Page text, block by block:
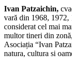
Ivan Patzaichin,
vară din 1968, 1972,
considerat cel mai
multor tineri din
Asociația “Ivan
natura, cultura si